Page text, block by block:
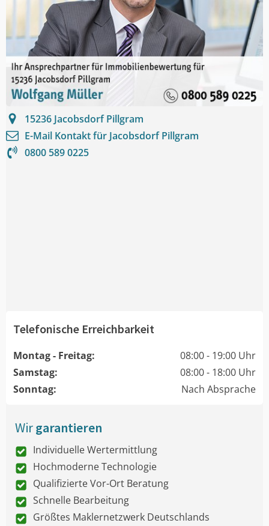
15236 Jacobsdorf Pillgram
E-Mail Kontakt für Jacobsdorf Pillgram
0800 589 0225
Telefonische Erreichbarkeit
Montag - Freitag:
08:00 - 19:00 Uhr
Samstag:
08:00 - 18:00 Uhr
Sonntag:
Nach Absprache
Wirgarantieren
Individuelle Wertermittlung
Hochmoderne Technologie
Qualifizierte Vor-Ort Beratung
Schnelle Bearbeitung
Größtes Maklernetzwerk Deutschlands